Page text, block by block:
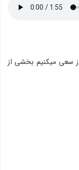
سعی میکنیم بخشی از